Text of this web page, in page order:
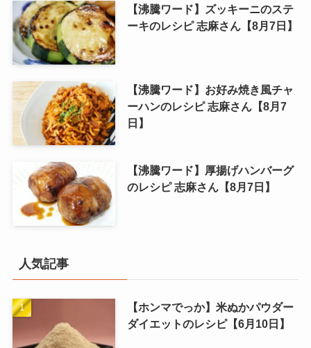
【沸騰ワード】ズッキーニのステ
ーキのレシピ 志麻さん【8月7日】
【沸騰ワード】お好み焼き風チャ
ーハンのレシピ 志麻さん【8月7
日】
【沸騰ワード】厚揚げハンバーグ
のレシピ 志麻さん【8月7日】
人気記事
【ホンマでっか】米ぬかパウダー
ダイエットのレシピ【6月10日】